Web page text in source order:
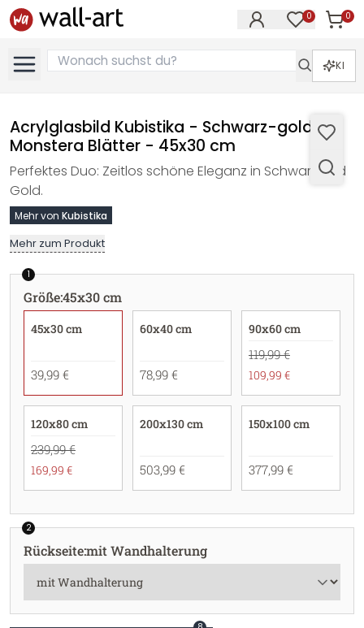
0 0
KI
Acrylglasbild Kubistika - Schwarz-goldene
Monstera Blätter - 45x30 cm
Perfektes Duo: Zeitlos schöne Eleganz in Schwarz und
Gold.
Mehr von Kubistika
Mehr zum Produkt
1
Größe:45x30 cm
45x30 cm
39,99 €
60x40 cm
78,99 €
90x60 cm
119,99 €
109,99 €
120x80 cm
239,99 €
169,99 €
200x130 cm
503,99 €
150x100 cm
377,99 €
2
Rückseite:mit Wandhalterung